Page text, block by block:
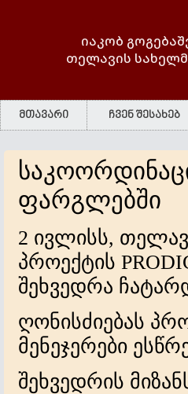
იაკობ
თელავის
მთავარი ჩვენ შესახებ
ფარგლებში
2 ივლისს,
პროექტის
შეხვედრა
ღონისძიებას
მენეჯერები
შეხვედრის